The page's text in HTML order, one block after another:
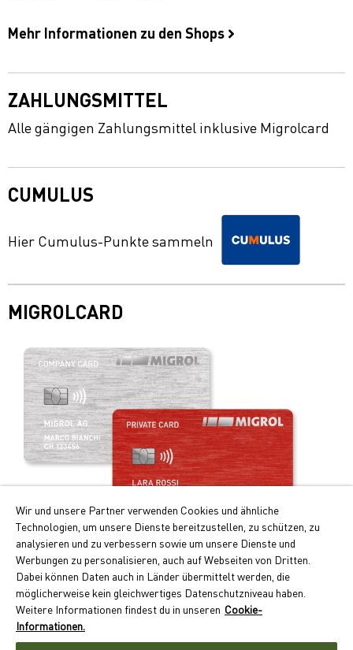
Mehr Informationen zu den Shops
ZAHLUNGSMITTEL
Alle gängigen Zahlungsmittel inklusive Migrolcard
CUMULUS
Hier Cumulus-Punkte sammeln
MIGROLCARD
Ihre Vorteile auf einen Blick:
Doppelte Cumulus-Punkte beim Tanken und Laden
Kontaktloses Zahlen auf Monatsrechnung
Akzeptanz an über 550 Standorten schweizweit
Wir und unsere Partner verwenden Cookies und ähnliche
Technologien, um unsere Dienste bereitzustellen, zu schützen, zu
analysieren und zu verbessern sowie um unsere Dienste und
Werbungen zu personalisieren, auch auf Webseiten von Dritten.
Dabei können Daten auch in Länder übermittelt werden, die
möglicherweise kein gleichwertiges Datenschutzniveau haben.
Weitere Informationen findest du in unseren Cookie-
Informationen.